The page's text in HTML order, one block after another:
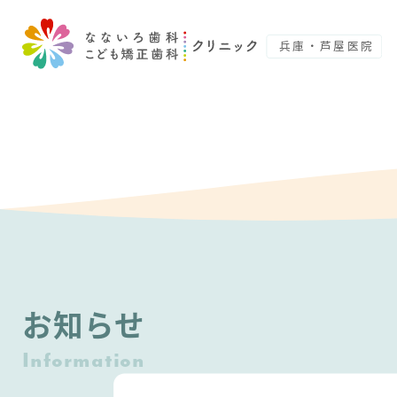
お知らせ
Information